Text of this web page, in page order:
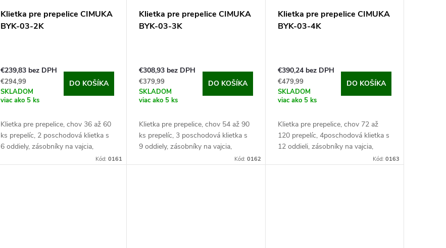
Klietka pre prepelice CIMUKA
BYK-03-2K
€239,83 bez DPH
€294,99
SKLADOM
viac ako 5 ks
DO KOŠÍKA
Klietka pre prepelice, chov 36 až 60
ks prepelíc, ​​2 poschodová klietka s
6 oddiely, zásobníky na vajcia,
Kód:0161
Klietka pre prepelice CIMUKA
BYK-03-3K
€308,93 bez DPH
€379,99
SKLADOM
viac ako 5 ks
DO KOŠÍKA
Klietka pre prepelice, chov 54 až 90
ks prepelíc, ​​3 poschodová klietka s
9 oddiely, zásobníky na vajcia,
Kód: 0162
Klietka pre prepelice CIMUKA
BYK-03-4K
€390,24 bez DPH
€479,99
SKLADOM
viac ako 5 ks
DO KOŠÍKA
Klietka pre prepelice, chov 72 až
120 prepelíc, ​​4poschodová klietka s
12 oddieli, zásobníky na vajcia,
Kód: 0163